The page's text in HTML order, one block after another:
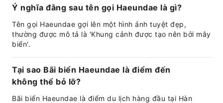
Ý nghĩa đằng sau tên gọi Haeundae là gì?
Tên gọi Haeundae gợi lên một hình ảnh tuyệt đẹp,
thường được mô tả là 'Khung cảnh được tạo nên bởi mây
biển'.
Tại sao Bãi biển Haeundae là điểm đến
không thể bỏ lỡ?
Bãi biển Haeundae là điểm du lịch hàng đầu tại Hàn